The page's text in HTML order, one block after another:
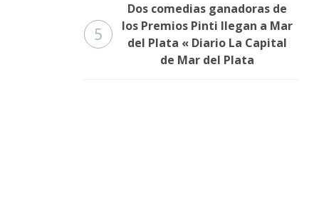
5
Dos comedias ganadoras de
los Premios Pinti llegan a Mar
del Plata « Diario La Capital
de Mar del Plata